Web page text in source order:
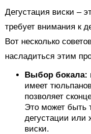
Дегустация виски –
требует внимания к
Вот несколько
насладиться этим
Выбор бокала:
имеет
позволяет
Это может быть
дегустации или
виски.